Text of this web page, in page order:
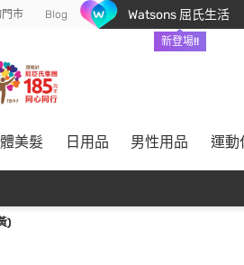
市 Blog Watsons 屈氏生活
新登場!!
美髮 日用品 男性用品 運動
)